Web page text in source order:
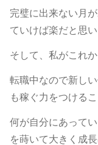
完璧に出来ない月
ていけば楽だと思い
そして、私がこれか
転職中なので新し
も稼ぐ力をつけるこ
何が自分にあって
を蒔いて大きく成